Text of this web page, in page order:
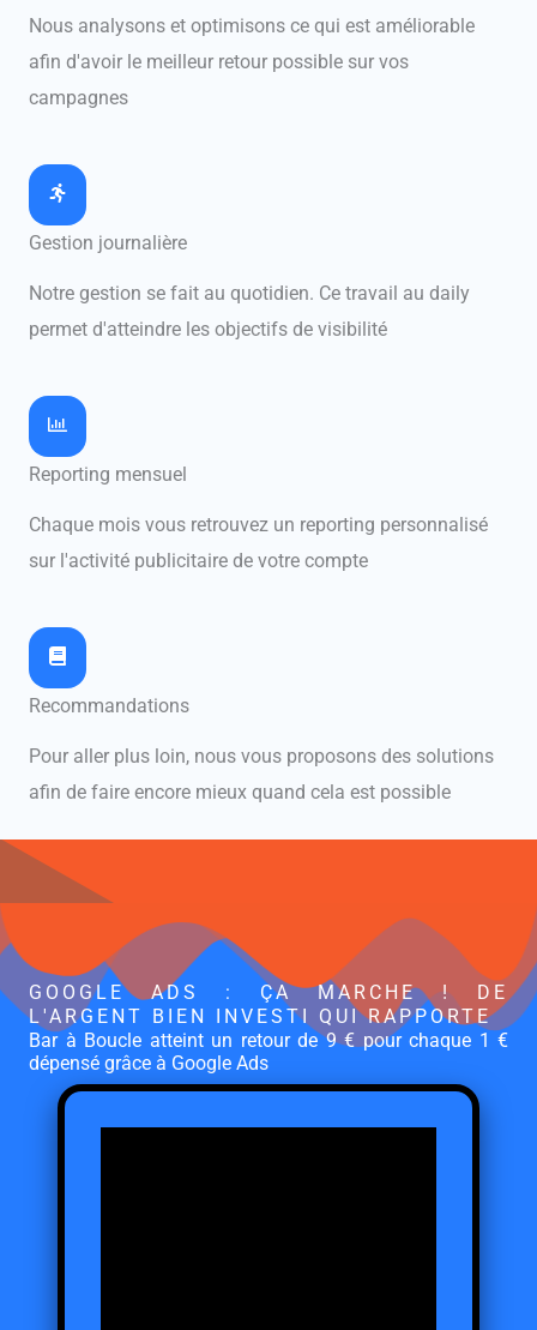
Nous analysons et optimisons ce qui est améliorable
afin d'avoir le meilleur retour possible sur vos
campagnes
Gestion journalière
Notre gestion se fait au quotidien. Ce travail au daily
permet d'atteindre les objectifs de visibilité
Reporting mensuel
Chaque mois vous retrouvez un reporting personnalisé
sur l'activité publicitaire de votre compte
Recommandations
Pour aller plus loin, nous vous proposons des solutions
afin de faire encore mieux quand cela est possible
GOOGLE ADS : ÇA MARCHE ! DE
L'ARGENT BIEN INVESTI QUI RAPPORTE
Bar à Boucle atteint un retour de 9 € pour chaque 1 €
dépensé grâce à Google Ads